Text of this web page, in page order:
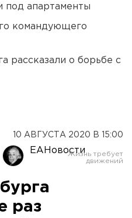
под апартаменты
командующего
рассказали о борьбе с
10 АВГУСТА 2020 В 15:00
ЕАНовости
раз